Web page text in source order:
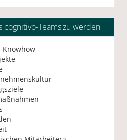
cognitivo-Teams zu werden
Knowhow